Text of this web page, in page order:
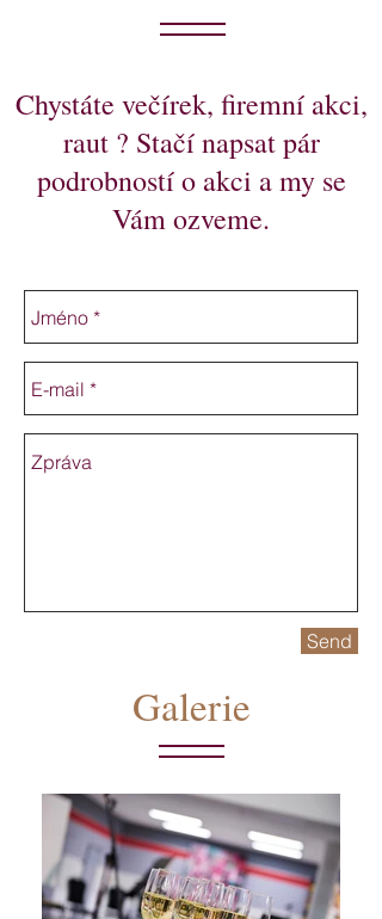
Chystáte večírek, firemní akci,
raut ? Stačí napsat pár
podrobností o akci a my se
Vám ozveme.
Send
Galerie